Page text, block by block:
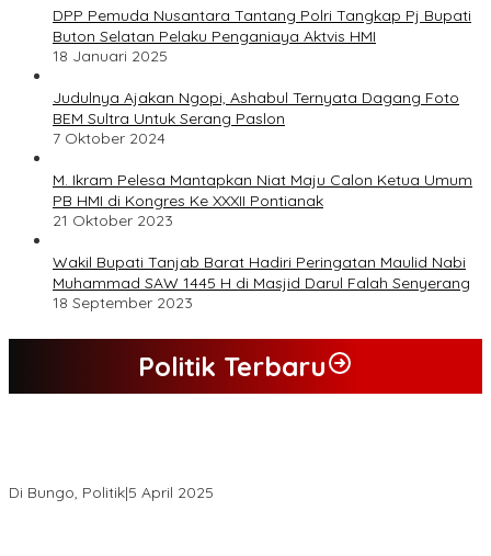
DPP Pemuda Nusantara Tantang Polri Tangkap Pj Bupati
Buton Selatan Pelaku Penganiaya Aktvis HMI
18 Januari 2025
Judulnya Ajakan Ngopi, Ashabul Ternyata Dagang Foto
BEM Sultra Untuk Serang Paslon
7 Oktober 2024
M. Ikram Pelesa Mantapkan Niat Maju Calon Ketua Umum
PB HMI di Kongres Ke XXXII Pontianak
21 Oktober 2023
Wakil Bupati Tanjab Barat Hadiri Peringatan Maulid Nabi
Muhammad SAW 1445 H di Masjid Darul Falah Senyerang
18 September 2023
Politik Terbaru
Di Bungo, Politik|5 April 2025